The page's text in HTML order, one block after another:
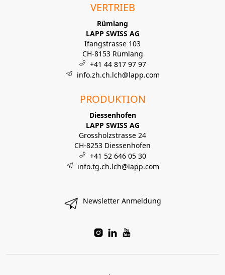
VERTRIEB
Rümlang
LAPP SWISS AG
Ifangstrasse 103
CH-8153 Rümlang
+41 44 817 97 97
info.zh.ch.lch@lapp.com
PRODUKTION
Diessenhofen
LAPP SWISS AG
Grossholzstrasse 24
CH-8253 Diessenhofen
+41 52 646 05 30
info.tg.ch.lch@lapp.com
Newsletter Anmeldung